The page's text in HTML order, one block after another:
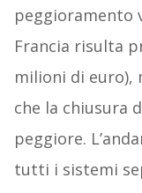
peggioramento
Francia risulta
milioni di euro),
che la chiusura
peggiore.
tutti i sistemi